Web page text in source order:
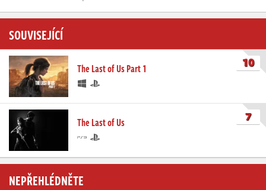
SOUVISEJÍCÍ
The Last of Us Part 1 10
The Last of Us 7
NEPŘEHLÉDNĚTE